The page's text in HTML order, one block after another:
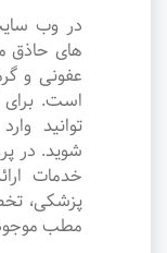
در وب
های حاذق
عفونی و
است. برای
توانید
شوید. در
خدمات
پزشکی،
مطب